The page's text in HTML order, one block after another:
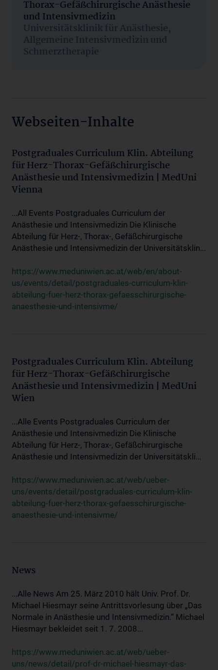
Thorax-Gefäßchirurgische Anästhesie
und Intensivmedizin
Universitätsklinik für Anästhesie,
Allgemeine Intensivmedizin und
Schmerztherapie
Webseiten-Inhalte
Postgraduales Curriculum Klin. Abteilung
für Herz-Thorax-Gefäßchirurgische
Anästhesie und Intensivmedizin | MedUni
Vienna
...All Events Postgraduales Curriculum der
Anästhesie und Intensivmedizin Die Klinische
Abteilung für Herz-, Thorax-, Gefäßchirurgische
Anästhesie und Intensivmedizin der Universitätsklin...
https://www.meduniwien.ac.at/web/en/about-
us/events/detail/postgraduales-curriculum-klin-
abteilung-fuer-herz-thorax-gefaesschirurgische-
anaesthesie-und-intensivme/
Postgraduales Curriculum Klin. Abteilung
für Herz-Thorax-Gefäßchirurgische
Anästhesie und Intensivmedizin | MedUni
Wien
...Alle Events Postgraduales Curriculum der
Anästhesie und Intensivmedizin Die Klinische
Abteilung für Herz-, Thorax-, Gefäßchirurgische
Anästhesie und Intensivmedizin der Universitätskli...
https://www.meduniwien.ac.at/web/ueber-
uns/events/detail/postgraduales-curriculum-klin-
abteilung-fuer-herz-thorax-gefaesschirurgische-
anaesthesie-und-intensivme/
News
...Alle News Am 25. März 2010 hält Univ. Prof. Dr.
Michael Hiesmayr seine Antrittsvorlesung über „Das
Normale in Anästhesie und Intensivmedizin.“ Michael
Hiesmayr bekleidet seit 1. 7. 2008...
https://www.meduniwien.ac.at/web/ueber-
uns/news/detail/prof-dr-michael-hiesmayr-das-